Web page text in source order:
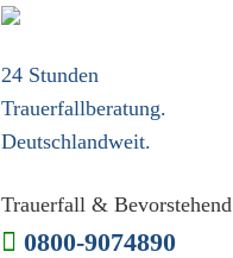
24 Stunden
Trauerfallberatung.
Deutschlandweit.
Trauerfall & Bevorstehend
0800-9074890